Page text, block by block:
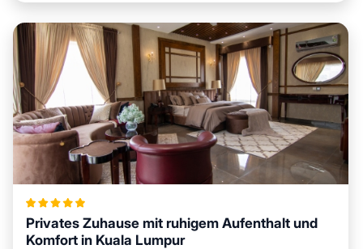
Privates Zuhause mit ruhigem Aufenthalt und
Komfort in Kuala Lumpur